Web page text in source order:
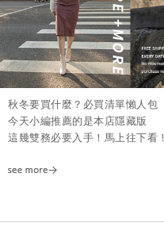
秋冬要買什麼？必買清單懶人包
今天小編推薦的是本店隱藏版
這幾雙務必要入手！馬上往下看！